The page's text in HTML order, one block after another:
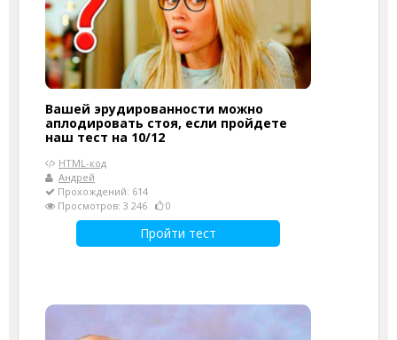
Вашей эрудированности можно
аплодировать стоя, если пройдете
наш тест на 10/12
HTML-код
Андрей
Прохождений: 614
Просмотров: 3 246
0
Пройти тест